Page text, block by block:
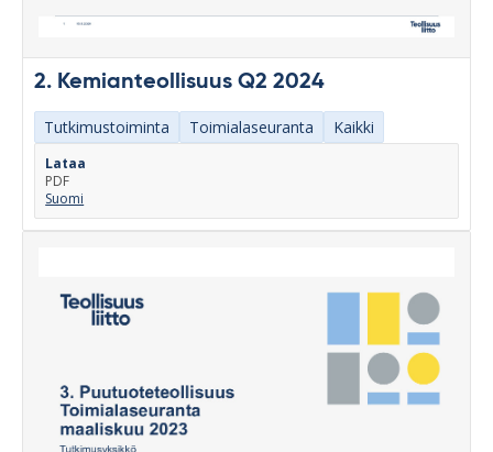
2. Kemianteollisuus Q2 2024
Tutkimustoiminta Toimialaseuranta Kaikki
Lataa
PDF
Suomi